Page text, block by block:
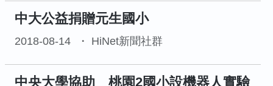
中大公益捐贈元生國小
2018-08-14 HiNet新聞社群
中央大學協助 桃園2國小設機器人實驗